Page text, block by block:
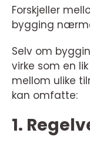
Forskjeller
bygging
Selv om
virke som en
mellom ulike
kan omfatte:
1.